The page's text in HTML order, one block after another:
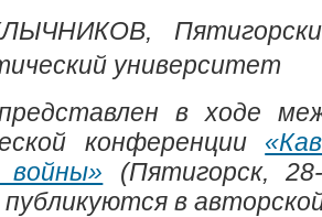
университет
в ходе
конференции
войны» (Пятигорск,
в